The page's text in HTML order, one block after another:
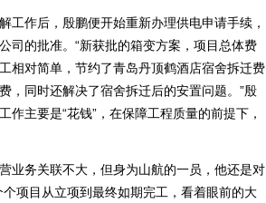
作后，殷鹏便开始重新办理供电申请手续，
司的批准。“新获批的箱变方案，项目总体费
相对简单，节约了青岛丹顶鹤酒店宿舍拆迁费
，同时还解决了宿舍拆迁后的安置问题。”殷
主要是“花钱”，在保障工程质量的前提下，
务关联不大，但身为山航的一员，他还是对
项目从立项到最终如期完工，看着眼前的大